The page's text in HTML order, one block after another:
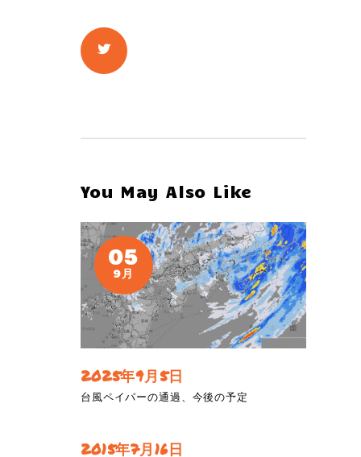
You May Also Like
05
9月
2025年9月5日
台風ペイパーの通過、今後の予定
2015年7月16日